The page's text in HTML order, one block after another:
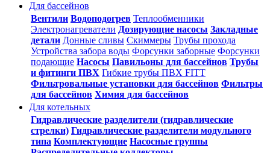
Для бассейнов
Вентили Водоподогрев Теплообменники
Электронагреватели Дозирующие насосы Закладные
детали Донные сливы Скиммеры Трубы прохода
Устройства забора воды Форсунки заборные Форсунки
подающие Насосы Павильоны для бассейнов Трубы
и фитинги ПВХ Гибкие трубы ПВХ FITT
Фильтровальные установки для бассейнов Фильтры
для бассейнов Химия для бассейнов
Для котельных
Гидравлические разделители (гидравлические
стрелки) Гидравлические разделители модульного
типа Комплектующие Насосные группы